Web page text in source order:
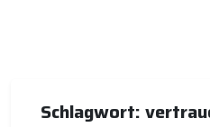
Schlagwort: